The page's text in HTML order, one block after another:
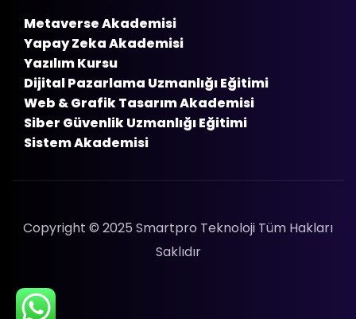
Metaverse Akademisi
Yapay Zeka Akademisi
Yazılım Kursu
Dijital Pazarlama Uzmanlığı Eğitimi
Web & Grafik Tasarım Akademisi
Siber Güvenlik Uzmanlığı Eğitimi
Sistem Akademisi
Copyright © 2025 Smartpro Teknoloji Tüm Hakları
Saklıdır